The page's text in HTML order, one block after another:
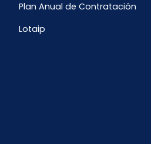
Plan Anual de Contratación
Lotaip